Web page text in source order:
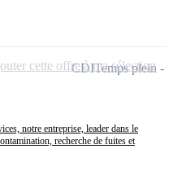
notre entreprise, leader dans le
recherche de fuites et
CDITemps plein
cette offre à ma sélection